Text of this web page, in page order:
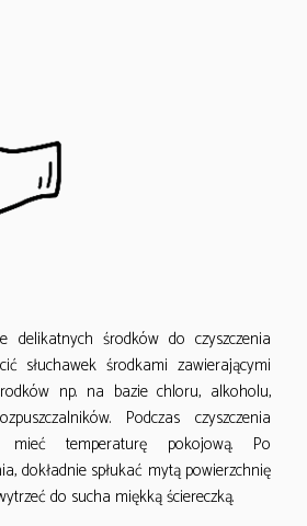
delikatnych środków do czyszczenia
słuchawek środkami zawierającymi
np. na bazie chloru, alkoholu,
Podczas czyszczenia
temperaturę pokojową. Po
dokładnie spłukać mytą powierzchnię
do sucha miękką ściereczką.